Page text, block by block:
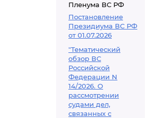
Пленума ВС РФ
Постановление
Президиума ВС РФ
от 01.07.2026
"Тематический
обзор ВС
Российской
Федерации N
14/2026. О
рассмотрении
судами дел,
связанных с